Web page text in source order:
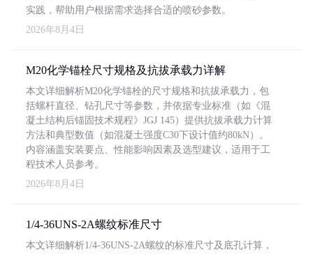
实践，帮助用户根据需求选择合适的喷砂参数。
2026年8月4日
M20化学锚栓尺寸规格及抗拔承载力详解
本文详细解析M20化学锚栓的尺寸规格和抗拔承载力，包
括螺杆直径、钻孔尺寸等参数，并依据专业标准（如《混
凝土结构后锚固技术规程》JGJ 145）提供抗拔承载力计算
方法和典型数值（如混凝土强度C30下设计值约80kN）。
内容涵盖安装要点、性能影响因素及选型建议，适用于工
程技术人员参考。
2026年8月4日
1/4-36UNS-2A螺纹标准尺寸
本文详细解析1/4-36UNS-2A螺纹的标准尺寸及底孔计算，